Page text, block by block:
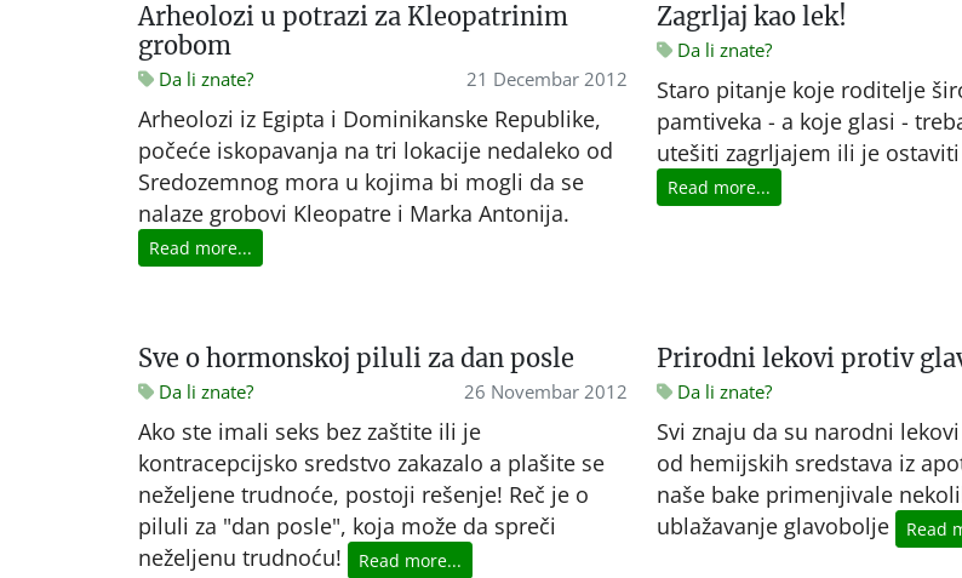
Arheolozi u potrazi za Kleopatrinim
grobom
Da li znate? 21 Decembar 2012
Arheolozi iz Egipta i Dominikanske Republike,
počeće iskopavanja na tri lokacije nedaleko od
Sredozemnog mora u kojima bi mogli da se
nalaze grobovi Kleopatre i Marka Antonija.
Read more...
Zagrljaj kao lek!
Da li znate?
Staro pitanje koje roditelje
pamtiveka - a koje glasi -
utešiti zagrljajem ili je ostaviti
Read more...
Sve o hormonskoj piluli za dan posle
Da li znate? 26 Novembar 2012
Ako ste imali seks bez zaštite ili je
kontracepcijsko sredstvo zakazalo a plašite se
neželjene trudnoće, postoji rešenje! Reč je o
piluli za "dan posle", koja može da spreči
neželjenu trudnoću!
Read more...
Prirodni lekovi protiv
Da li znate?
Svi znaju da su narodni
od hemijskih sredstava iz
naše bake primenjivale
ublažavanje glavobolje
Read